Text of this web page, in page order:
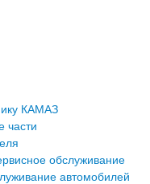
КАМАЗ
части
обслуживание
автомобилей